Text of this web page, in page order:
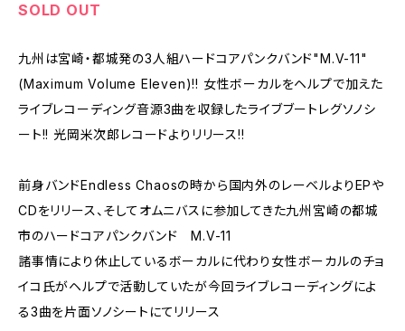
SOLD OUT
九州は宮崎・都城発の3人組ハードコアパンクバンド"M.V-11"
(Maximum Volume Eleven)!! 女性ボーカルをヘルプで加えた
ライブレコーディング音源3曲を収録したライブブートレグソノシ
ート!! 光岡米次郎レコードよりリリース!!
前身バンドEndless Chaosの時から国内外のレーベルよりEPや
CDをリリース、そしてオムニバスに参加してきた九州宮崎の都城
市のハードコアパンクバンド M.V-11
諸事情により休止しているボーカルに代わり女性ボーカルのチョ
イコ氏がヘルプで活動していたが今回ライブレコーディングによ
る3曲を片面ソノシートにてリリース